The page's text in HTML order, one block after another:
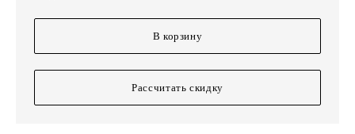
В корзину
Рассчитать скидку